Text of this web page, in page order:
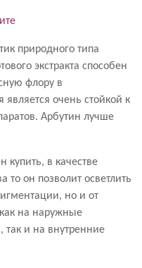
природного типа
экстракта способен
флору в
очень стойкой к
Арбутин лучше
купить, в качестве
то он позволит осветлить
но и от
на наружные
так и на внутренние